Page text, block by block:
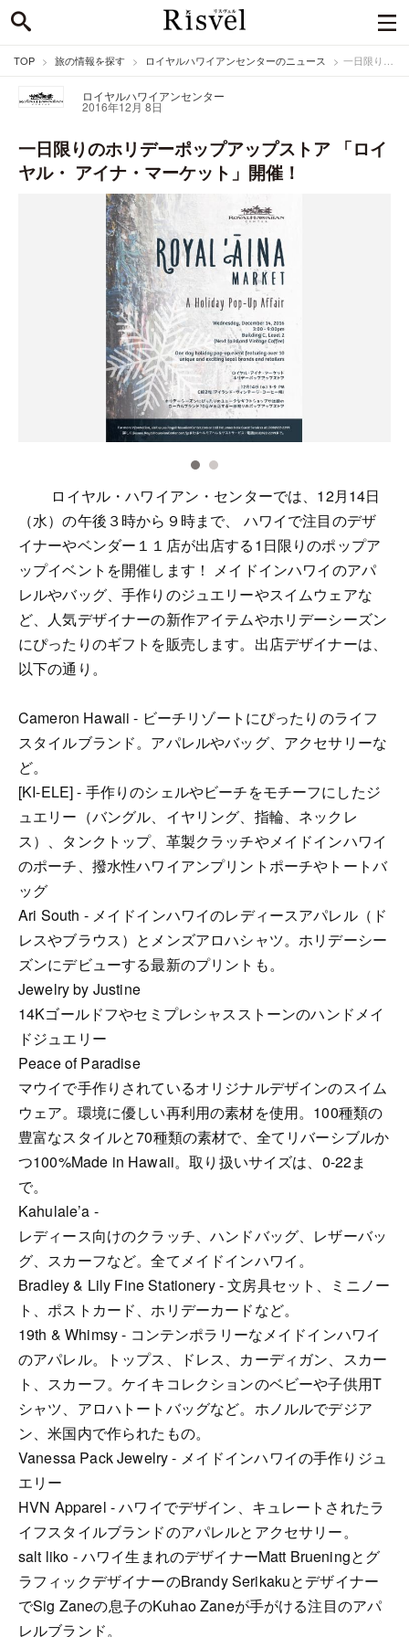
TOP 旅の情報を探す ロイヤルハワイアンセンターのニュース 一日限りのホリデーポップアップストア 「ロイヤル・ アイナ・マーケット」開催！
ロイヤルハワイアンセンター
2016年12月 8日
一日限りのホリデーポップアップストア 「ロイ
ヤル・ アイナ・マーケット」開催！
ロイヤル・ハワイアン・センターでは、12月14日
（水）の午後３時から９時まで、 ハワイで注目のデザ
イナーやベンダー１１店が出店する1日限りのポップア
ップイベントを開催します！ メイドインハワイのアパ
レルやバッグ、手作りのジュエリーやスイムウェアな
ど、人気デザイナーの新作アイテムやホリデーシーズン
にぴったりのギフトを販売します。出店デザイナーは、
以下の通り。
Cameron Hawaii - ビーチリゾートにぴったりのライフ
スタイルブランド。アパレルやバッグ、アクセサリーな
ど。
[KI-ELE] - 手作りのシェルやビーチをモチーフにしたジ
ュエリー（バングル、イヤリング、指輪、ネックレ
ス）、タンクトップ、革製クラッチやメイドインハワイ
のポーチ、撥水性ハワイアンプリントポーチやトートバ
ッグ
Ari South - メイドインハワイのレディースアパレル（ド
レスやブラウス）とメンズアロハシャツ。ホリデーシー
ズンにデビューする最新のプリントも。
Jewelry by Justine
14Kゴールドフやセミプレシャスストーンのハンドメイ
ドジュエリー
Peace of Paradise
マウイで手作りされているオリジナルデザインのスイム
ウェア。環境に優しい再利用の素材を使用。100種類の
豊富なスタイルと70種類の素材で、全てリバーシブルか
つ100%Made in Hawaii。取り扱いサイズは、0-22ま
で。
Kahulale’a -
レディース向けのクラッチ、ハンドバッグ、レザーバッ
グ、スカーフなど。全てメイドインハワイ。
Bradley & Lily Fine Stationery - 文房具セット、ミニノー
ト、ポストカード、ホリデーカードなど。
19th & Whimsy - コンテンポラリーなメイドインハワイ
のアパレル。トップス、ドレス、カーディガン、スカー
ト、スカーフ。ケイキコレクションのベビーや子供用T
シャツ、アロハトートバッグなど。ホノルルでデジア
ン、米国内で作られたもの。
Vanessa Pack Jewelry - メイドインハワイの手作りジュ
エリー
HVN Apparel - ハワイでデザイン、キュレートされたラ
イフスタイルブランドのアパレルとアクセサリー。
salt liko - ハワイ生まれのデザイナーMatt Brueningとグ
ラフィックデザイナーのBrandy Serikakuとデザイナー
でSig Zaneの息子のKuhao Zaneが手がける注目のアパ
レルブランド。